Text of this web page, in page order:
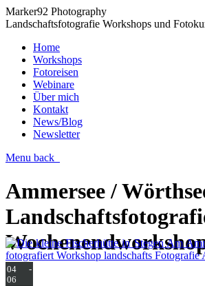
Marker92 Photography
Landschaftsfotografie Workshops und
Home
Workshops
Fotoreisen
Webinare
Über mich
Kontakt
News/Blog
Newsletter
Menu back
Ammersee /
04 -
06